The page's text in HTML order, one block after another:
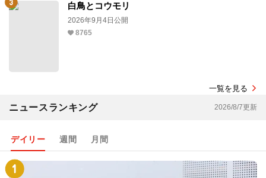
白鳥とコウモリ
2026年9月4日公開
8765
一覧を見る
ニュースランキング 2026/8/7更新
デイリー 週間 月間